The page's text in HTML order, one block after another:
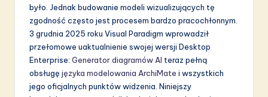
&
S
o
było. Jednak budowanie modeli wizualizujących tę
zgodność często jest procesem bardzo pracochłonnym.
3 grudnia 2025 roku Visual Paradigm wprowadził
przełomowe uaktualnienie swojej wersji Desktop
Enterprise: Generator diagramów AI teraz pełną
obsługę języka modelowania ArchiMate i wszystkich
jego oficjalnych punktów widzenia. Niniejszy